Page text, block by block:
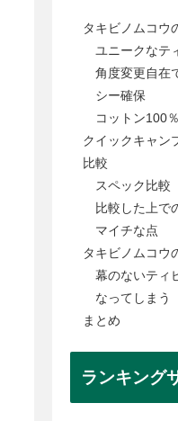
タキビノムコウ
ユニークなテ
角度変更自在
シー確保
コットン100
クイックキャン
比較
スペック比較
比較した上で
マイチな点
タキビノムコウ
幕のないティ
なってしまう
まとめ
ランキング